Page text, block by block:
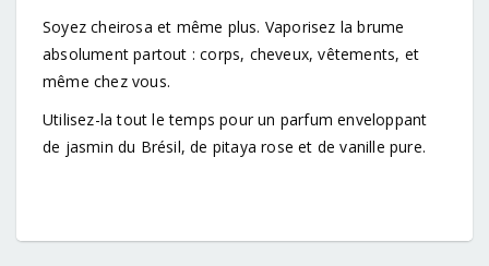
Soyez cheirosa et même plus. Vaporisez la brume
absolument partout : corps, cheveux, vêtements, et
même chez vous.
Utilisez-la tout le temps pour un parfum enveloppant
de jasmin du Brésil, de pitaya rose et de vanille pure.